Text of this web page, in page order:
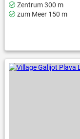
Zentrum 300 m
zum Meer 150 m